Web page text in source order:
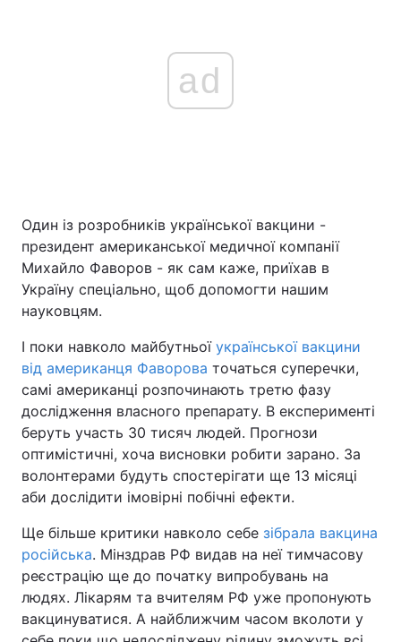
ad
Один із розробників української вакцини -
президент американської медичної компанії
Михайло Фаворов - як сам каже, приїхав в
Україну спеціально, щоб допомогти нашим
науковцям.
І поки навколо майбутньої української вакцини
від американця Фаворова точаться суперечки,
самі американці розпочинають третю фазу
дослідження власного препарату. В експерименті
беруть участь 30 тисяч людей. Прогнози
оптимістичні, хоча висновки робити зарано. За
волонтерами будуть спостерігати ще 13 місяці
аби дослідити імовірні побічні ефекти.
Ще більше критики навколо себе зібрала вакцина
російська. Мінздрав РФ видав на неї тимчасову
реєстрацію ще до початку випробувань на
людях. Лікарям та вчителям РФ уже пропонують
вакцинуватися. А найближчим часом вколоти у